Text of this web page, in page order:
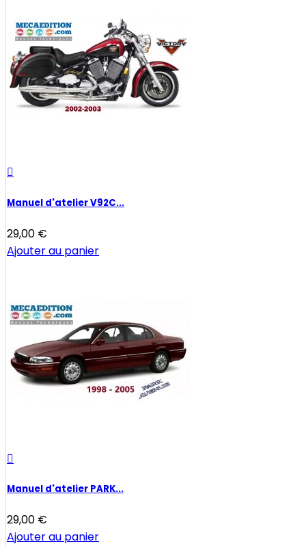

Manuel d'atelier V92C...
29,00 €
Ajouter au panier

Manuel d'atelier PARK...
29,00 €
Ajouter au panier